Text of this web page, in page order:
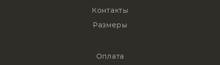
Контакты
Размеры
Оплата